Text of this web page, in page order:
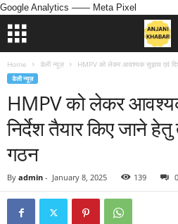
Google Analytics —— Meta Pixel
Home डेली न्यूज़ HMPV को लेकर आवश्यक सुझाव एवं
डेली न्यूज़
HMPV को लेकर
निर्देश तैयार किए जाने
गठन
By admin - January 8, 2025 139 0